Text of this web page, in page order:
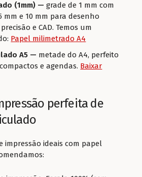
(1mm) — grade de 1 mm com
mm e 10 mm para desenho
e CAD. Temos um
Papel milimetrado A4
A5 — metade do A4, perfeito
e agendas. Baixar
perfeita de
impressão ideais com papel